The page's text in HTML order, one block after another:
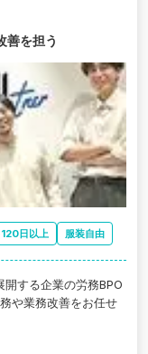
善を担う
日以上 服装自由
する企業の労務BPO
や業務改善をお任せ